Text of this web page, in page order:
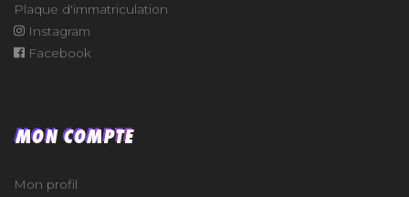
Plaque d'immatriculation
Instagram
Facebook
MON COMPTE
Mon profil